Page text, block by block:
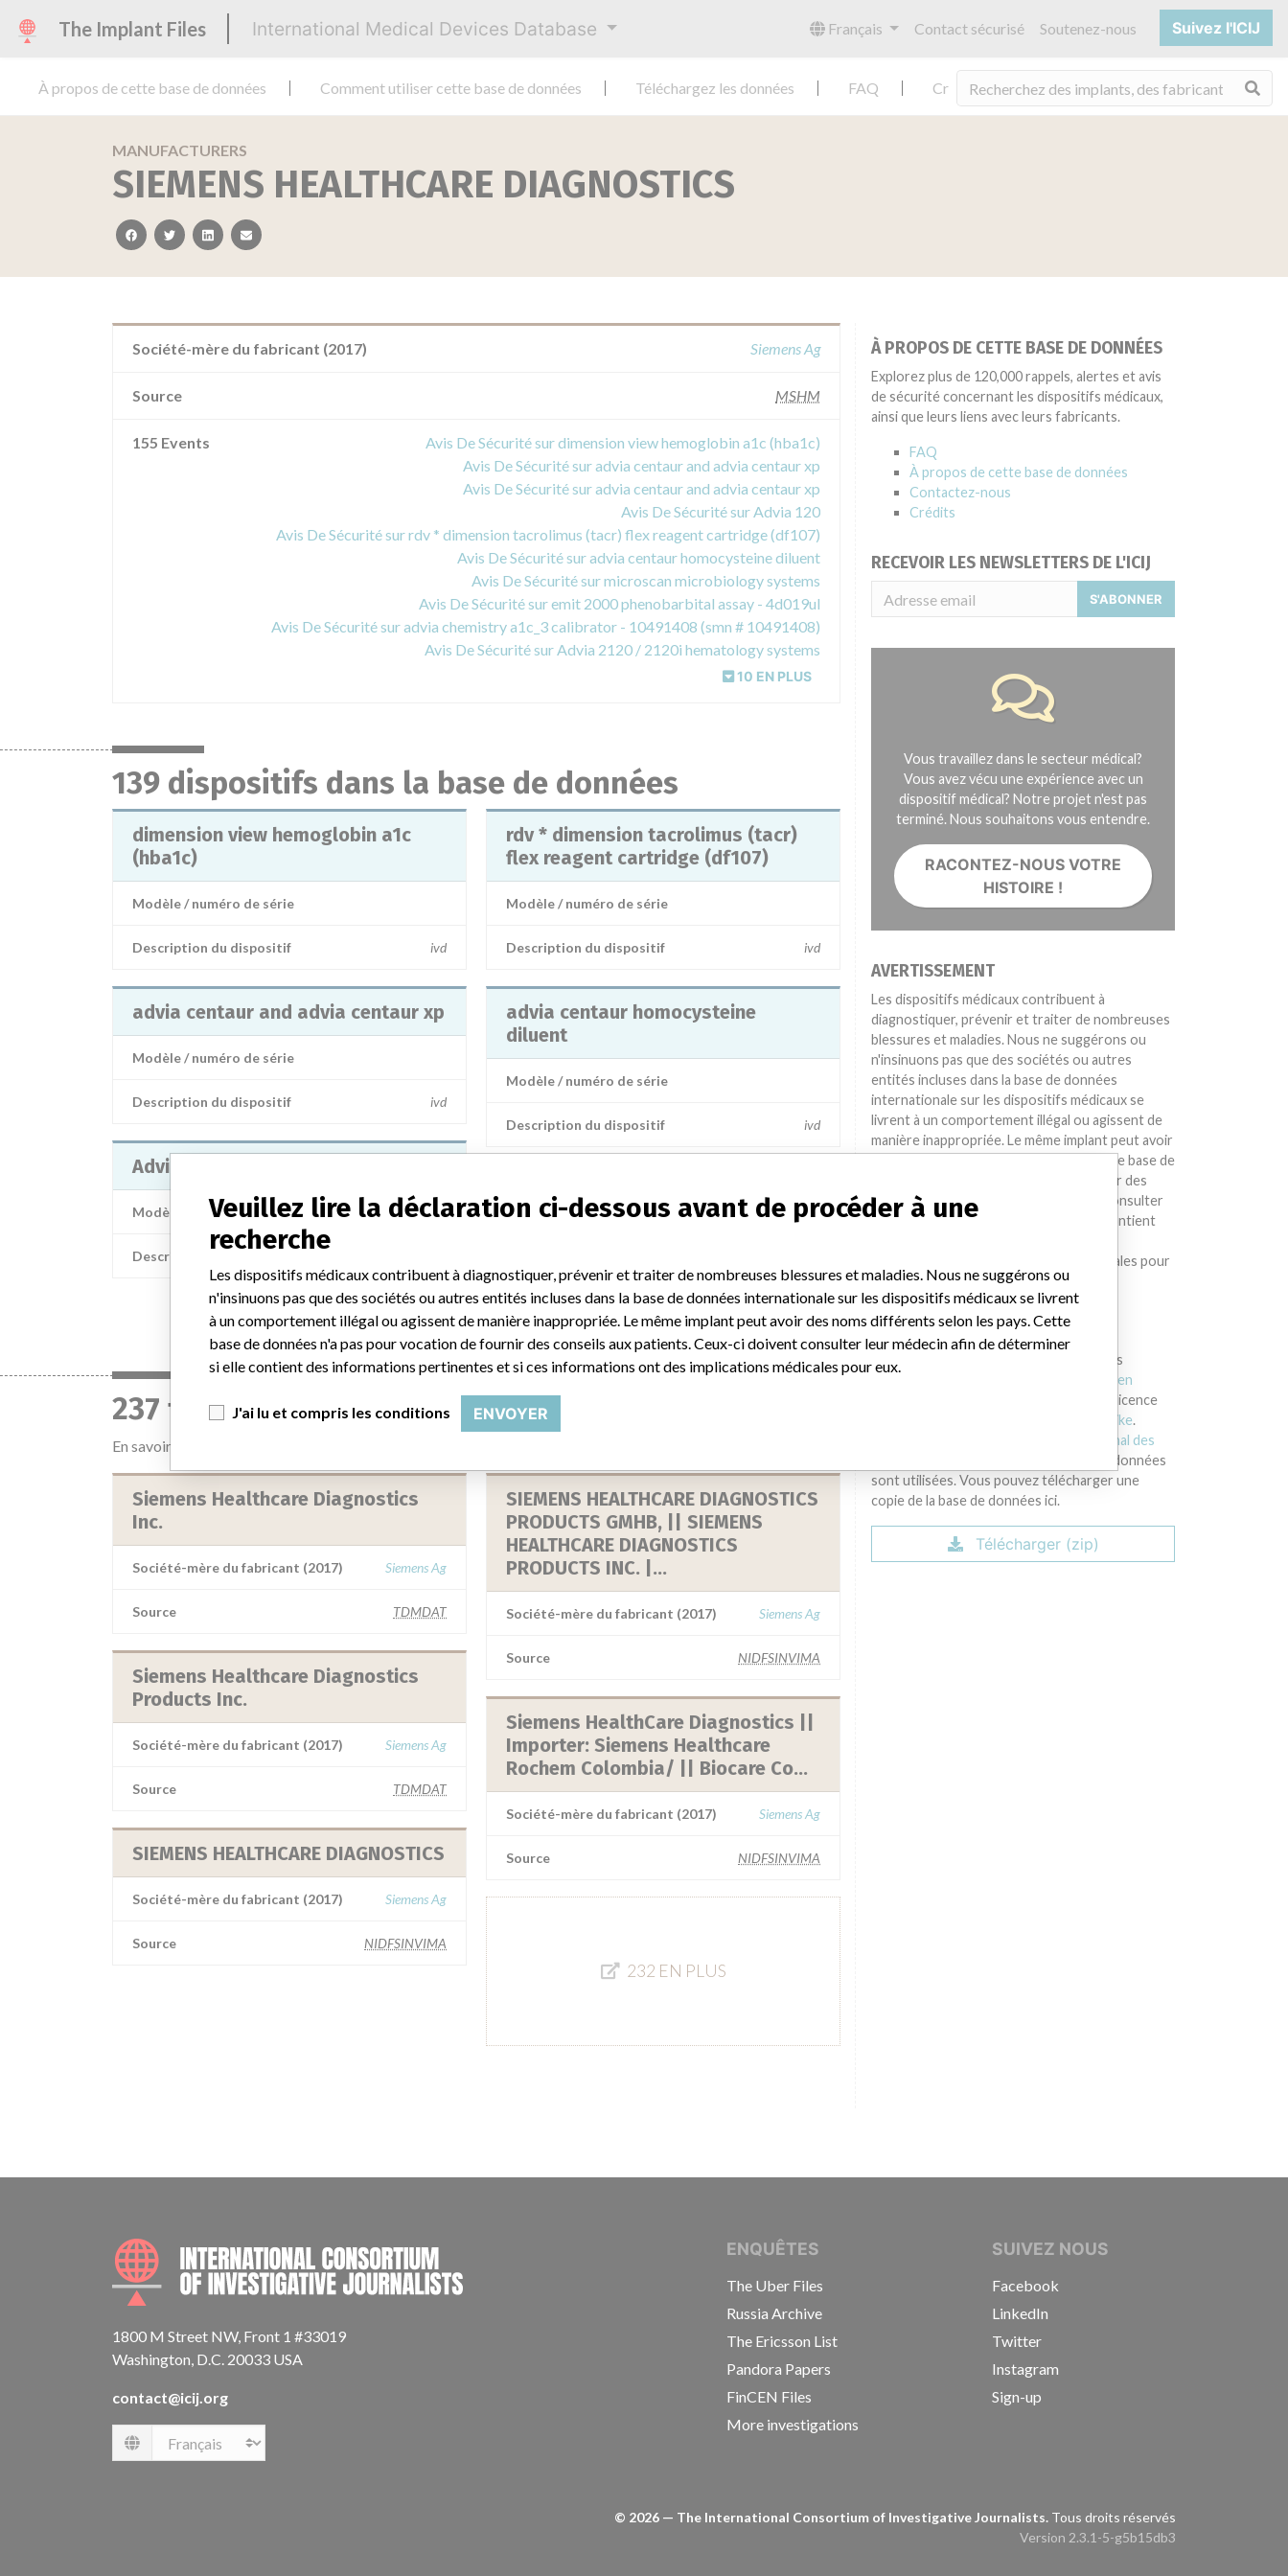
The Implant Files International Medical Devices Database Français Contact sécurisé Soutenez-nous Suivez l'ICIJ
À propos de cette base de données Comment utiliser cette base de données Téléchargez les données FAQ Crédits
MANUFACTURERS
SIEMENS HEALTHCARE DIAGNOSTICS
facebooktwitterlinkedinemail
Société-mère du fabricant (2017) Siemens Ag
Source MSHM
155 Events
Avis De Sécurité sur dimension view hemoglobin a1c (hba1c)
Avis De Sécurité sur advia centaur and advia centaur xp
Avis De Sécurité sur advia centaur and advia centaur xp
Avis De Sécurité sur Advia 120
Avis De Sécurité sur rdv * dimension tacrolimus (tacr) flex reagent cartridge (df107)
Avis De Sécurité sur advia centaur homocysteine diluent
Avis De Sécurité sur microscan microbiology systems
Avis De Sécurité sur emit 2000 phenobarbital assay - 4d019ul
Avis De Sécurité sur advia chemistry a1c_3 calibrator - 10491408 (smn # 10491408)
Avis De Sécurité sur Advia 2120 / 2120i hematology systems
10 EN PLUS
139 dispositifs dans la base de données
dimension view hemoglobin a1c
(hba1c)
Modèle / numéro de série
Description du dispositif ivd
advia centaur and advia centaur xp
Modèle / numéro de série
Description du dispositif ivd
Advia 120
Modèle / numéro de série
Description du dispositif
rdv * dimension tacrolimus (tacr)
flex reagent cartridge (df107)
Modèle / numéro de série
Description du dispositif ivd
advia centaur homocysteine
diluent
Modèle / numéro de série
Description du dispositif ivd
237 fabricants avec un nom similaire
En savoir plus sur les données
Siemens Healthcare Diagnostics
Inc.
Société-mère du fabricant (2017) Siemens Ag
Source TDMDAT
Siemens Healthcare Diagnostics
Products Inc.
Société-mère du fabricant (2017) Siemens Ag
Source TDMDAT
SIEMENS HEALTHCARE DIAGNOSTICS
Société-mère du fabricant (2017) Siemens Ag
Source NIDFSINVIMA
SIEMENS HEALTHCARE DIAGNOSTICS
PRODUCTS GMHB, || SIEMENS
HEALTHCARE DIAGNOSTICS
PRODUCTS INC. |...
Société-mère du fabricant (2017) Siemens Ag
Source NIDFSINVIMA
Siemens HealthCare Diagnostics ||
Importer: Siemens Healthcare
Rochem Colombia/ || Biocare Co...
Société-mère du fabricant (2017) Siemens Ag
Source NIDFSINVIMA
232 EN PLUS
À PROPOS DE CETTE BASE DE DONNÉES
Explorez plus de 120,000 rappels, alertes et avis
de sécurité concernant les dispositifs médicaux,
ainsi que leurs liens avec leurs fabricants.
FAQ
À propos de cette base de données
Contactez-nous
Crédits
RECEVOIR LES NEWSLETTERS DE L'ICIJ
S'ABONNER
Vous travaillez dans le secteur médical?
Vous avez vécu une expérience avec un
dispositif médical? Notre projet n'est pas
terminé. Nous souhaitons vous entendre.
RACONTEZ-NOUS VOTRE
HISTOIRE !
AVERTISSEMENT
Les dispositifs médicaux contribuent à
diagnostiquer, prévenir et traiter de nombreuses
blessures et maladies. Nous ne suggérons ou
n'insinuons pas que des sociétés ou autres
entités incluses dans la base de données
internationale sur les dispositifs médicaux se
livrent à un comportement illégal ou agissent de
manière inappropriée. Le même implant peut avoir
des noms différents selon les pays. Cette base de
données n'a pas pour vocation de fournir des
conseils aux patients. Ceux-ci doivent consulter
leur médecin afin de déterminer si elle contient
informations ont des implications médicales pour
eux.
TÉLÉCHARGEZ LES DONNÉES
La base de données internationale sur les
Open
et ses contenus sous licence
Creative Commons Attribution-ShareAlike.
Consortium international des
lorsque ces données
sont utilisées. Vous pouvez télécharger une
copie de la base de données ici.
Télécharger (zip)
INTERNATIONAL CONSORTIUM OF INVESTIGATIVE JOURNALISTS
1800 M Street NW, Front 1 #33019
Washington, D.C. 20033 USA
contact@icij.org
Language
ENQUÊTES
The Uber Files
Russia Archive
The Ericsson List
Pandora Papers
FinCEN Files
More investigations
SUIVEZ NOUS
Facebook
LinkedIn
Twitter
Instagram
Sign-up
© 2026 — The International Consortium of Investigative Journalists. Tous droits réservés
Version 2.3.1-5-g5b15db3
Veuillez lire la déclaration ci-dessous avant de procéder à une
recherche
Les dispositifs médicaux contribuent à diagnostiquer, prévenir et traiter de nombreuses blessures et maladies. Nous ne suggérons ou
n'insinuons pas que des sociétés ou autres entités incluses dans la base de données internationale sur les dispositifs médicaux se livrent
à un comportement illégal ou agissent de manière inappropriée. Le même implant peut avoir des noms différents selon les pays. Cette
base de données n'a pas pour vocation de fournir des conseils aux patients. Ceux-ci doivent consulter leur médecin afin de déterminer
si elle contient des informations pertinentes et si ces informations ont des implications médicales pour eux.
J'ai lu et compris les conditions ENVOYER